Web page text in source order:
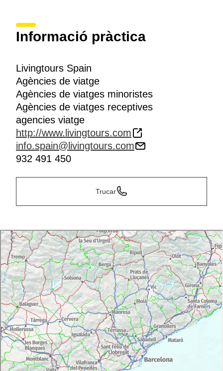
Informació pràctica
Livingtours Spain
Agències de viatge
Agències de viatges minoristes
Agències de viatges receptives
agencies viatge
http://www.livingtours.com
info.spain@livingtours.com
932 491 450
Trucar